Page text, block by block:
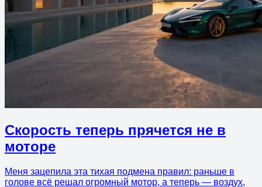
Скорость теперь прячется не в
моторе
Меня зацепила эта тихая подмена правил: раньше в
голове всё решал огромный мотор, а теперь — воздух,